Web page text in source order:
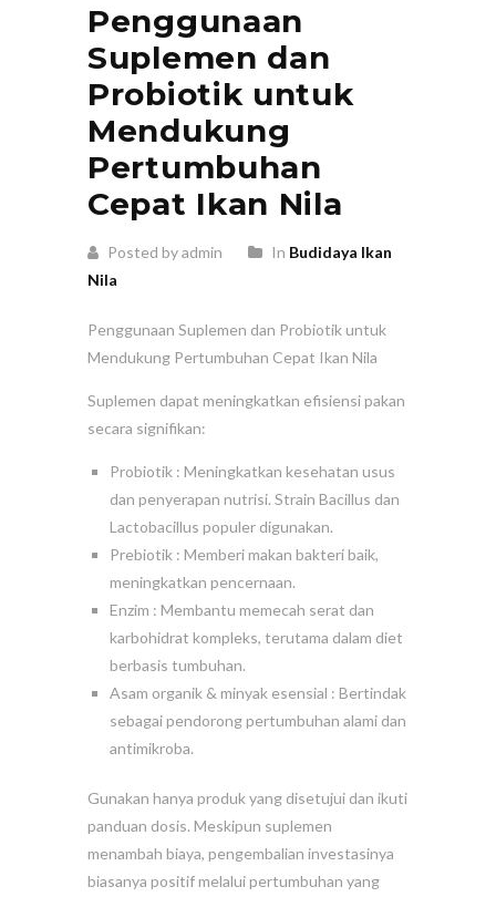
Penggunaan
Suplemen dan
Probiotik untuk
Mendukung
Pertumbuhan
Cepat Ikan Nila
Posted by admin In Budidaya Ikan
Nila
Penggunaan Suplemen dan Probiotik untuk
Mendukung Pertumbuhan Cepat Ikan Nila
Suplemen dapat meningkatkan efisiensi pakan
secara signifikan:
Probiotik : Meningkatkan kesehatan usus
dan penyerapan nutrisi. Strain Bacillus dan
Lactobacillus populer digunakan.
Prebiotik : Memberi makan bakteri baik,
meningkatkan pencernaan.
Enzim : Membantu memecah serat dan
karbohidrat kompleks, terutama dalam diet
berbasis tumbuhan.
Asam organik & minyak esensial : Bertindak
sebagai pendorong pertumbuhan alami dan
antimikroba.
Gunakan hanya produk yang disetujui dan ikuti
panduan dosis. Meskipun suplemen
menambah biaya, pengembalian investasinya
biasanya positif melalui pertumbuhan yang